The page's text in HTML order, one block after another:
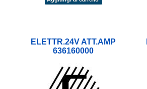
ELETTR.24V ATT.AMP
636160000